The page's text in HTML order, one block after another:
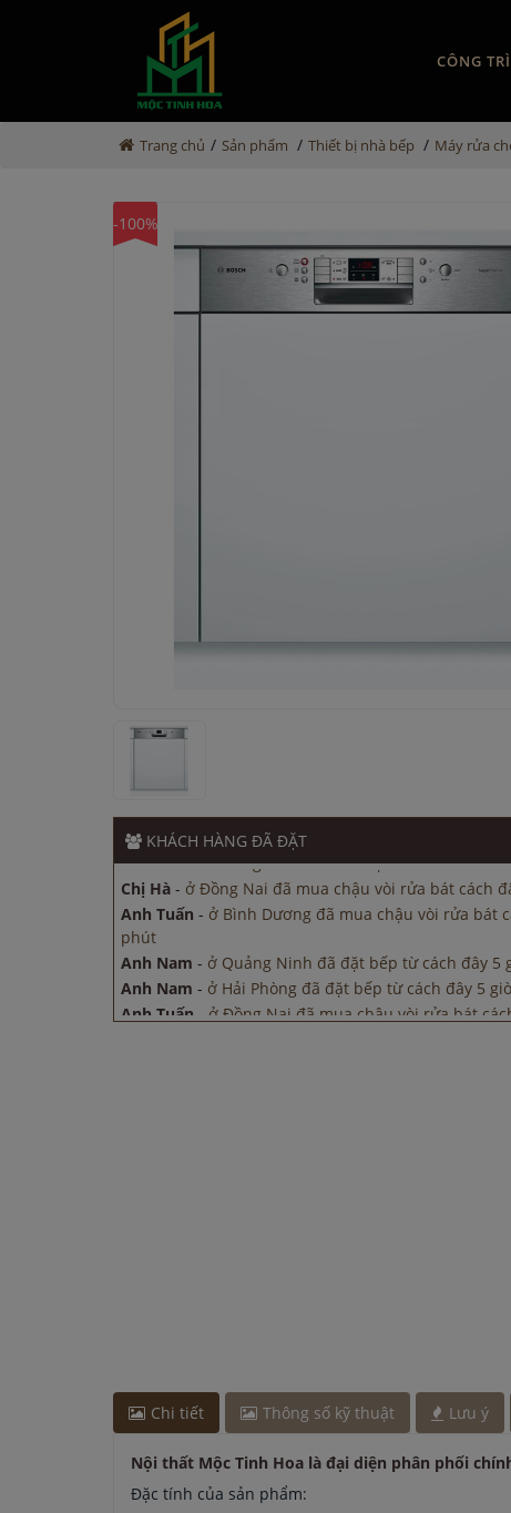
CÔNG
Trang chủ / Sản phẩm / Thiết bị nhà bếp / Máy rửa
-100%
KHÁCH HÀNG ĐÃ ĐẶT
Chị Hà-ở Đồng Nai đã mua chậu vòi rửa bát cách
Anh Nam -ở Hải Phòng đã đặt bếp từ cách đây 5 giờ
Anh Tuấn-ở Đồng Nai đã mua chậu vòi rửa bát
Chị Hà - ở Đồng Nai đã mua chậu vòi rửa bát cách
Anh Tuấn - ở Bình Dương đã mua chậu vòi rửa bát
phút
Anh Nam - ở Quảng Ninh đã đặt bếp từ cách đây 5
Anh Nam - ở Hải Phòng đã đặt bếp từ cách đây 5
Anh Tuấn
ở Đồng Nai đã mua chậu vòi rửa bát
Chi tiết Thông số kỹ thuật Lưu ý
Nội thất Mộc Tinh Hoa là đại diện phân phối
Đặc tính của sản phẩm: